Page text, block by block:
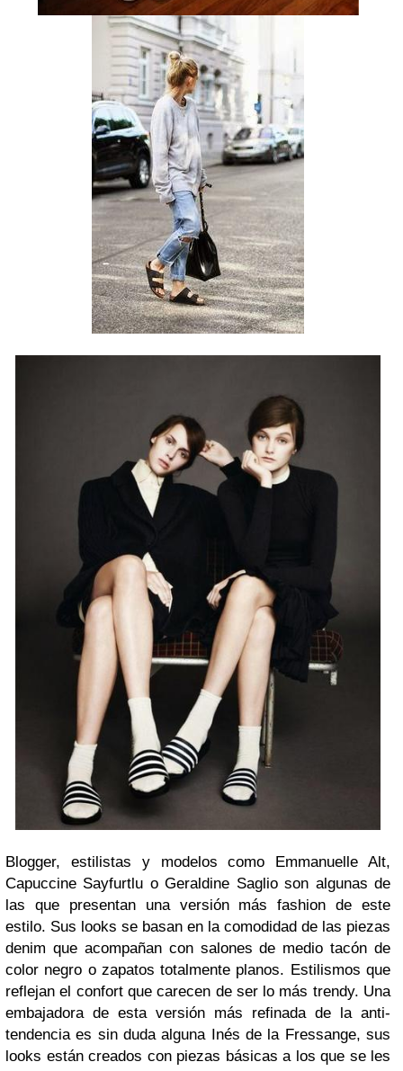
Blogger, estilistas y modelos como Emmanuelle Alt,
Capuccine Sayfurtlu o Geraldine Saglio son algunas de
las que presentan una versión más fashion de este
estilo. Sus looks se basan en la comodidad de las piezas
denim que acompañan con salones de medio tacón de
color negro o zapatos totalmente planos. Estilismos que
reflejan el confort que carecen de ser lo más trendy. Una
embajadora de esta versión más refinada de la anti-
tendencia es sin duda alguna Inés de la Fressange, sus
looks están creados con piezas básicas a los que se les